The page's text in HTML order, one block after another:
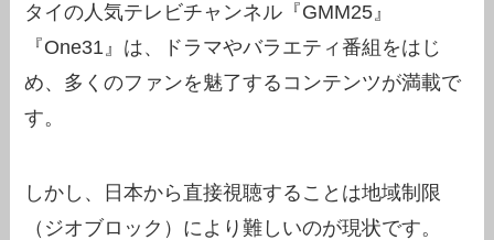
タイの人気テレビチャンネル『GMM25』
『One31』は、ドラマやバラエティ番組をはじ
め、多くのファンを魅了するコンテンツが満載で
す。
しかし、日本から直接視聴することは地域制限
（ジオブロック）により難しいのが現状です。